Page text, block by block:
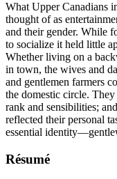
What Upper Canadians
thought of as
and their gender. While
to socialize it held little
Whether living on a
in town, the wives and
and gentlemen farmers
the domestic circle.
rank and sensibilities;
reflected their personal
essential
Résumé